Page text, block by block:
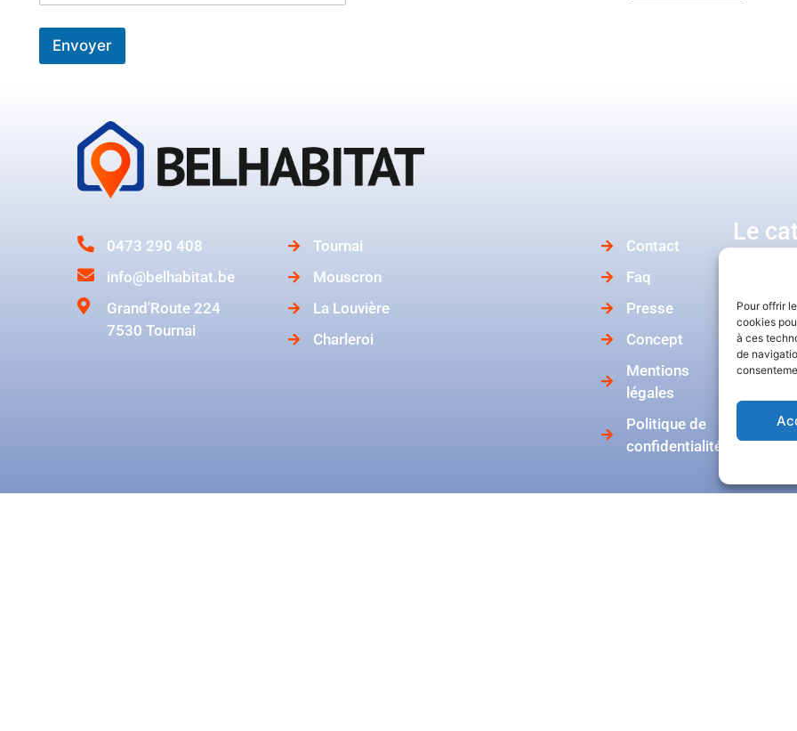
Pour offrir
cookies
à ces
de
Envoyer
0473 290 408
info@belhabitat.be
Grand'Route 224
7530 Tournai
Tournai
Mouscron
La Louvière
Charleroi
Contact
Faq
Presse
Concept
Mentions
légales
Politique de
confidentialité
Le